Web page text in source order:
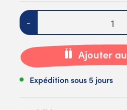
Quantité
-
Ajouter
Expédition sous 5 jours